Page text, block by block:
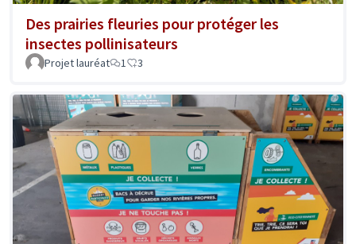
Des prairies fleuries pour protéger les
insectes pollinisateurs
Projet lauréat 1 3